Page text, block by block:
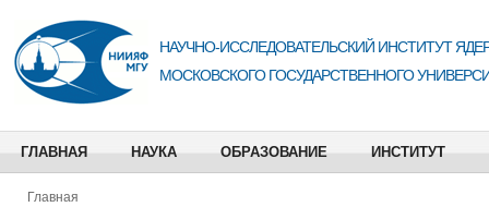
НАУЧНО-ИССЛЕДОВАТЕЛЬСКИЙ ИНСТИТУТ
МОСКОВСКОГО ГОСУДАРСТВЕННОГО
ГЛАВНАЯ НАУКА ОБРАЗОВАНИЕ ИНСТИТУТ
Главная